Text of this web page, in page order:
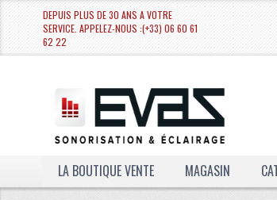
DEPUIS PLUS DE 30 ANS A VOTRE
SERVICE. APPELEZ-NOUS :(+33) 06 60 61
62 22
LA BOUTIQUE VENTE MAGASIN